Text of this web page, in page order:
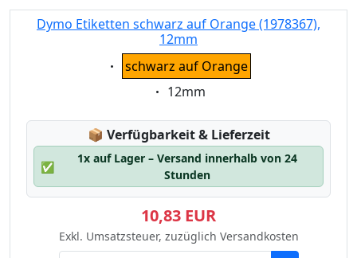
Dymo Etiketten schwarz auf Orange (1978367),
12mm
Eigenschaft:
schwarz auf Orange
Eigenschaft:
12mm
📦 Lagerstatus:
Verfügbarkeit & Lieferzeit
✅
1x auf Lager – Versand innerhalb von 24
Stunden
10,83 EUR
Exkl. Umsatzsteuer, zuzüglich Versandkosten